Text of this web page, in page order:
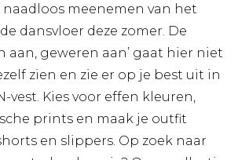
naadloos meenemen van het
dansvloer deze zomer. De
aan, geweren aan’ gaat hier niet
zien en zie er op je best uit in
vest. Kies voor effen kleuren,
prints en maak je outfit
en slippers. Op zoek naar